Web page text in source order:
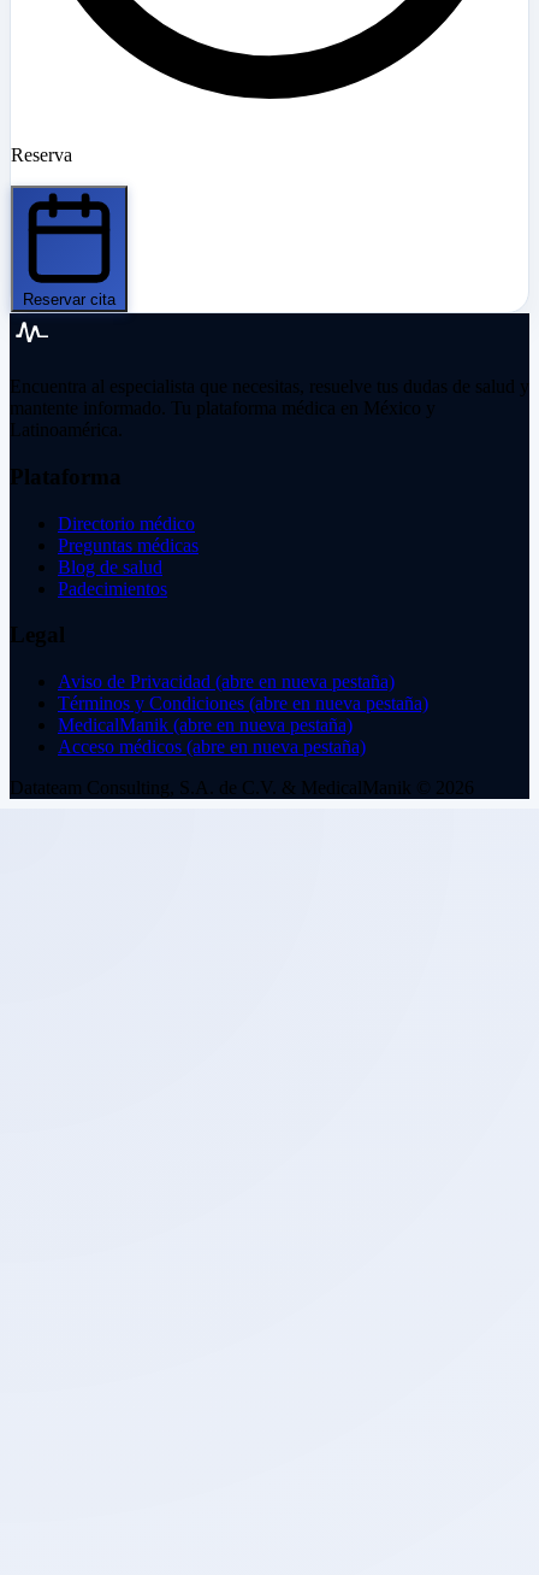
Reserva
Reservar cita
Encuentra al especialista que necesitas, resuelve tus dudas de salud y
mantente informado. Tu plataforma médica en México y
Latinoamérica.
Plataforma
Directorio médico
Preguntas médicas
Blog de salud
Padecimientos
Legal
Aviso de Privacidad (abre en nueva pestaña)
Términos y Condiciones (abre en nueva pestaña)
MedicalManik (abre en nueva pestaña)
Acceso médicos (abre en nueva pestaña)
Datateam Consulting, S.A. de C.V. & MedicalManik © 2026